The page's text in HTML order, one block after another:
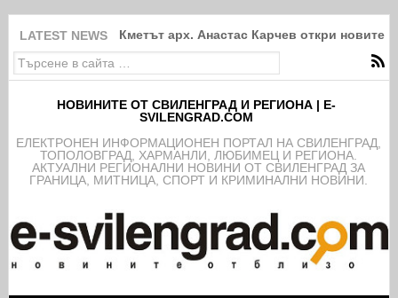
LATEST NEWS Кметът арх. Анастас Карчев откри новите
НОВИНИТЕ ОТ СВИЛЕНГРАД И РЕГИОНА | E-
SVILENGRAD.COM
EЛЕКТРОНЕН ИНФОРМАЦИОНЕН ПОРТАЛ НА СВИЛЕНГРАД,
ТОПОЛОВГРАД, ХАРМАНЛИ, ЛЮБИМЕЦ И РЕГИОНА.
АКТУАЛНИ РЕГИОНАЛНИ НОВИНИ ОТ СВИЛЕНГРАД ЗА
ГРАНИЦА, МИТНИЦА, СПОРТ И КРИМИНАЛНИ НОВИНИ.